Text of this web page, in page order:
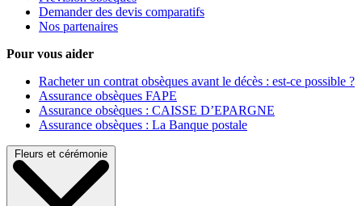
Demander des devis comparatifs
Nos partenaires
Pour vous aider
Racheter un contrat obsèques avant le décès : est-ce possible ?
Assurance obsèques FAPE
Assurance obsèques : CAISSE D’EPARGNE
Assurance obsèques : La Banque postale
Fleurs et cérémonie